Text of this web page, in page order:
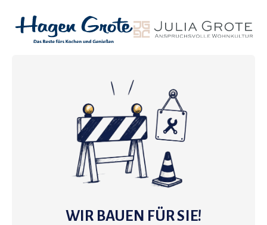
WIR BAUEN FÜR SIE!